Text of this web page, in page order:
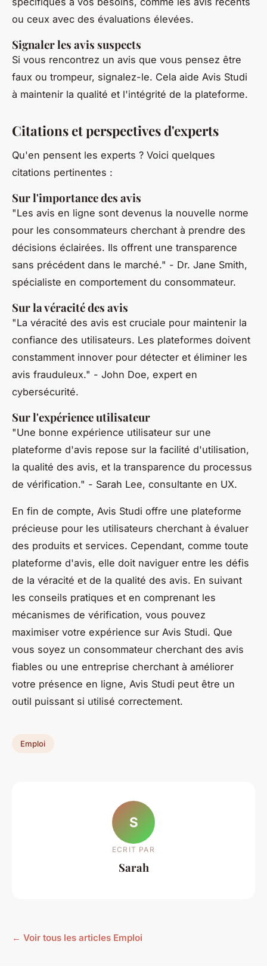
ou ceux avec des évaluations élevées.
Signaler les avis suspects
Si vous rencontrez un avis que vous pensez être
faux ou trompeur, signalez-le. Cela aide Avis Studi
à maintenir la qualité et l'intégrité de la plateforme.
Citations et perspectives d'experts
Qu'en pensent les experts ? Voici quelques
citations pertinentes :
Sur l'importance des avis
"Les avis en ligne sont devenus la nouvelle norme
pour les consommateurs cherchant à prendre des
décisions éclairées. Ils offrent une transparence
sans précédent dans le marché." - Dr. Jane Smith,
spécialiste en comportement du consommateur.
Sur la véracité des avis
"La véracité des avis est cruciale pour maintenir la
confiance des utilisateurs. Les plateformes doivent
constamment innover pour détecter et éliminer les
avis frauduleux." - John Doe, expert en
cybersécurité.
Sur l'expérience utilisateur
"Une bonne expérience utilisateur sur une
plateforme d'avis repose sur la facilité d'utilisation,
la qualité des avis, et la transparence du processus
de vérification." - Sarah Lee, consultante en UX.
En fin de compte, Avis Studi offre une plateforme
précieuse pour les utilisateurs cherchant à évaluer
des produits et services. Cependant, comme toute
plateforme d'avis, elle doit naviguer entre les défis
de la véracité et de la qualité des avis. En suivant
les conseils pratiques et en comprenant les
mécanismes de vérification, vous pouvez
maximiser votre expérience sur Avis Studi. Que
vous soyez un consommateur cherchant des avis
fiables ou une entreprise cherchant à améliorer
votre présence en ligne, Avis Studi peut être un
outil puissant si utilisé correctement.
Emploi
S
ECRIT PAR
Sarah
← Voir tous les articles Emploi